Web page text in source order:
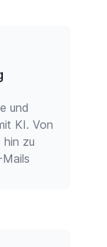
und
KI. Von
zu